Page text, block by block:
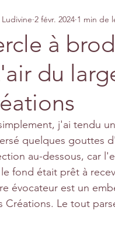
à
du
Ludivine 2 févr. 2024 1 min de
j'ai tendu
quelques gouttes
au-dessous, car
fond était prêt à
évocateur est un
Créations. Le tout